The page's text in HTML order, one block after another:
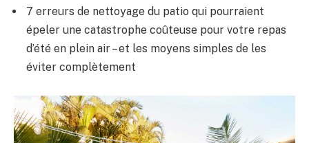
7 erreurs de nettoyage du patio qui pourraient
épeler une catastrophe coûteuse pour votre repas
d’été en plein air – et les moyens simples de les
éviter complètement